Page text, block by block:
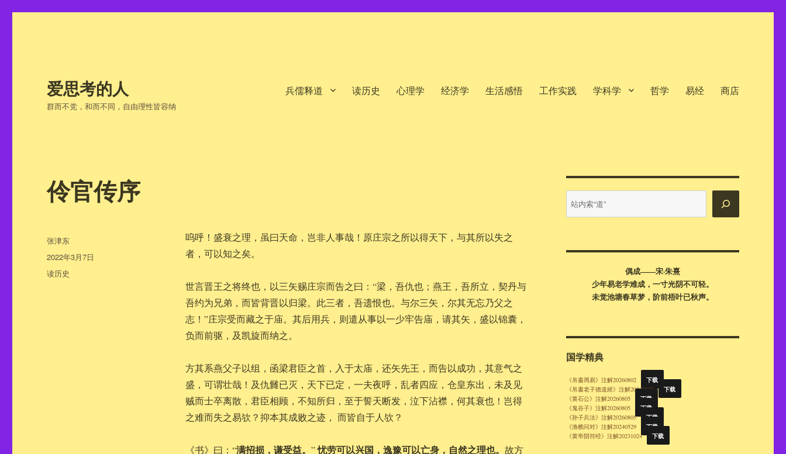
爱思考的人
群而不党，和而不同，自由理性皆容纳
兵儒释道 读历史 心理学 经济学 生活感悟 工作实践 学科学 哲学 易经 商店
伶官传序
呜呼！盛衰之理，虽曰天命，岂非人事哉！原庄宗之所以得天下，与其所以失之
者，可以知之矣。
世言晋王之将终也，以三矢赐庄宗而告之曰：“梁，吾仇也；燕王，吾所立，契丹与
吾约为兄弟，而皆背晋以归梁。此三者，吾遗恨也。与尔三矢，尔其无忘乃父之
志！”庄宗受而藏之于庙。其后用兵，则遣从事以一少牢告庙，请其矢，盛以锦囊，
负而前驱，及凯旋而纳之。
方其系燕父子以组，函梁君臣之首，入于太庙，还矢先王，而告以成功，其意气之
盛，可谓壮哉！及仇雠已灭，天下已定，一夫夜呼，乱者四应，仓皇东出，未及见
贼而士卒离散，君臣相顾，不知所归，至于誓天断发，泣下沾襟，何其衰也！岂得
之难而失之易欤？抑本其成败之迹， 而皆自于人欤？
《书》曰：“满招损，谦受益。 ”忧劳可以兴国，逸豫可以亡身，自然之理也。 故方
作
者
张津东
发
布
于
2022年3月7日
分
读历史
内
搜
偶成——宋·朱熹
少年易老学难成，一寸光阴不可轻。
未觉池塘春草梦，阶前梧叶已秋声。
国学精典
《帛書周易》注解20260802 下载
《帛書老子德道經》注解20260805 下载
《黄石公》注解20260805 下载
《鬼谷子》注解20260805 下载
《孙子兵法》注解20260805 下载
《渔樵问对》注解20240529 下载
《黄帝阴符经》注解20231024 下载